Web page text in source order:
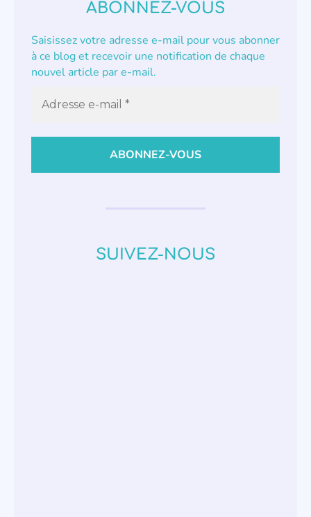
ABONNEZ-VOUS
Saisissez votre adresse e-mail pour vous abonner
à ce blog et recevoir une notification de chaque
nouvel article par e-mail.
SUIVEZ-NOUS